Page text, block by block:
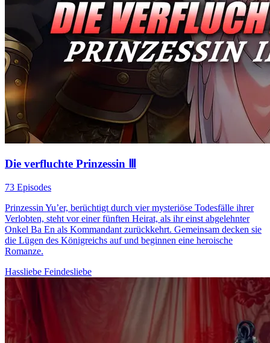
Die verfluchte Prinzessin Ⅲ
73 Episodes
Prinzessin Yu’er, berüchtigt durch vier mysteriöse Todesfälle ihrer
Verlobten, steht vor einer fünften Heirat, als ihr einst abgelehnter
Onkel Ba En als Kommandant zurückkehrt. Gemeinsam decken sie
die Lügen des Königreichs auf und beginnen eine heroische
Romanze.
Hassliebe Feindesliebe